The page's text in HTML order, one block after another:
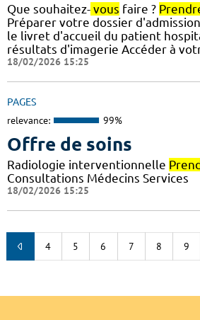
Que souhaitez- vous faire ?
Préparer votre dossier
le livret d'accueil du patient
résultats d'imagerie Accéder à
18/02/2026 15:25
PAGES
relevance: 99%
Offre de soins
Radiologie interventionnelle
Consultations Médecins Services
18/02/2026 15:25
4 5 6 7 8 9